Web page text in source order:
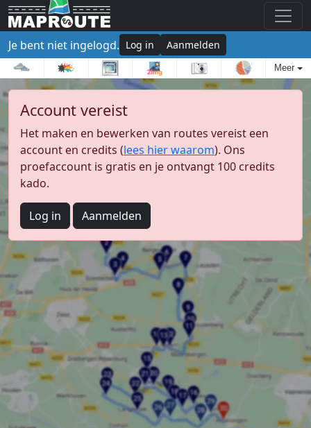
Je bent niet ingelogd. Log in Aanmelden
Meer
Account vereist
Het maken en bewerken van routes vereist een
account en credits (lees hier waarom). Ons
proefaccount is gratis en je ontvangt 100 credits
kado.
Log in Aanmelden